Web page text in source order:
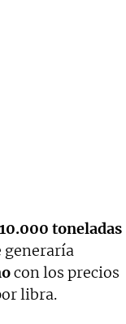
toneladas
generaría
con los precios
libra.